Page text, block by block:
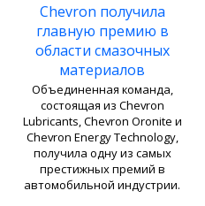
Chevron получила
главную премию в
области смазочных
материалов
Объединенная команда,
состоящая из Chevron
Lubricants, Chevron Oronite и
Chevron Energy Technology,
получила одну из самых
престижных премий в
автомобильной индустрии.